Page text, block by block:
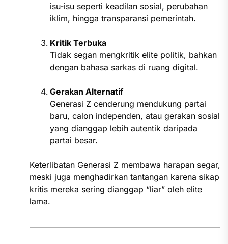
isu-isu seperti keadilan sosial, perubahan
iklim, hingga transparansi pemerintah.
Kritik Terbuka
Tidak segan mengkritik elite politik, bahkan
dengan bahasa sarkas di ruang digital.
Gerakan Alternatif
Generasi Z cenderung mendukung partai
baru, calon independen, atau gerakan sosial
yang dianggap lebih autentik daripada
partai besar.
Keterlibatan Generasi Z membawa harapan segar,
meski juga menghadirkan tantangan karena sikap
kritis mereka sering dianggap “liar” oleh elite
lama.